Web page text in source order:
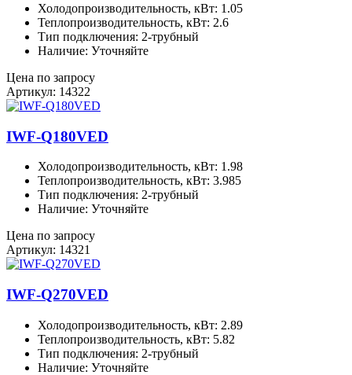
Холодопроизводительность, кВт: 1.05
Теплопроизводительность, кВт: 2.6
Тип подключения: 2-трубный
Наличие: Уточняйте
Цена по запросу
Артикул: 14322
IWF-Q180VED
Холодопроизводительность, кВт: 1.98
Теплопроизводительность, кВт: 3.985
Тип подключения: 2-трубный
Наличие: Уточняйте
Цена по запросу
Артикул: 14321
IWF-Q270VED
Холодопроизводительность, кВт: 2.89
Теплопроизводительность, кВт: 5.82
Тип подключения: 2-трубный
Наличие: Уточняйте